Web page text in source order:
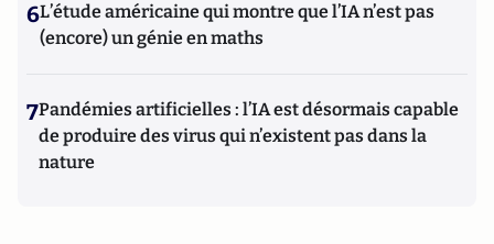
6L’étude américaine qui montre que l’IA n’est pas
(encore) un génie en maths
7Pandémies artificielles : l’IA est désormais capable
de produire des virus qui n’existent pas dans la
nature